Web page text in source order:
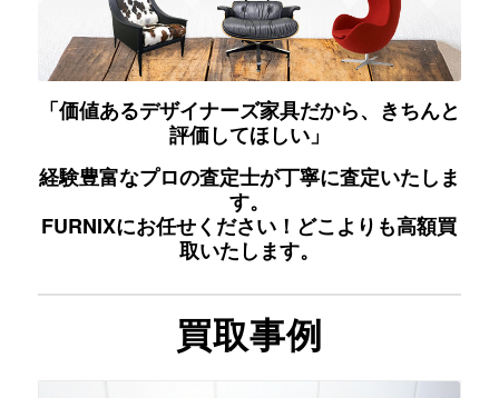
「価値あるデザイナーズ家具だから、きちんと
評価してほしい」
経験豊富なプロの査定士が丁寧に査定いたしま
す。
FURNIXにお任せください！どこよりも高額買
取いたします。
買取事例